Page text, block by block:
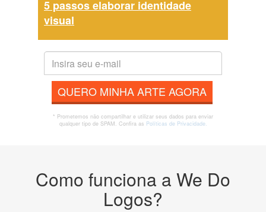
5 passos elaborar identidade
visual
QUERO MINHA ARTE AGORA
* Prometemos não compartilhar e utilizar seus dados para enviar
qualquer tipo de SPAM. Confira as Políticas de Privacidade.
Como funciona a We Do
Logos?